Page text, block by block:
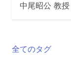
中尾昭公 教授
全てのタグ